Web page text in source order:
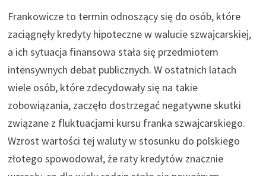
Frankowicze to termin odnoszący się do osób, które
zaciągnęły kredyty hipoteczne w walucie szwajcarskiej,
a ich sytuacja finansowa stała się przedmiotem
intensywnych debat publicznych. W ostatnich latach
wiele osób, które zdecydowały się na takie
zobowiązania, zaczęło dostrzegać negatywne skutki
związane z fluktuacjami kursu franka szwajcarskiego.
Wzrost wartości tej waluty w stosunku do polskiego
złotego spowodował, że raty kredytów znacznie